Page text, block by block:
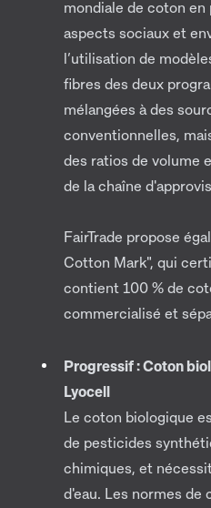
mondiale de coton
aspects sociaux et
l’utilisation de
fibres des deux
mélangées à des
conventionnelles,
des ratios de volume
de la chaîne
FairTrade propose
Cotton Mark", qui
contient 100 % de
commercialisé et
Progressif : Coton
Lyocell
Le coton biologique
de pesticides
chimiques, et
d'eau. Les normes